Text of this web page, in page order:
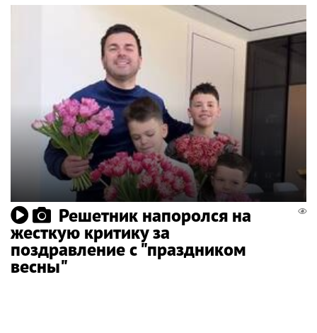
Решетник напоролся на
жесткую критику за
поздравление с "праздником
весны"